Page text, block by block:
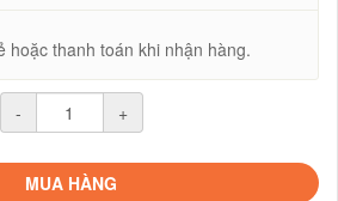
hoặc thanh toán khi nhận hàng.
- +
MUA HÀNG